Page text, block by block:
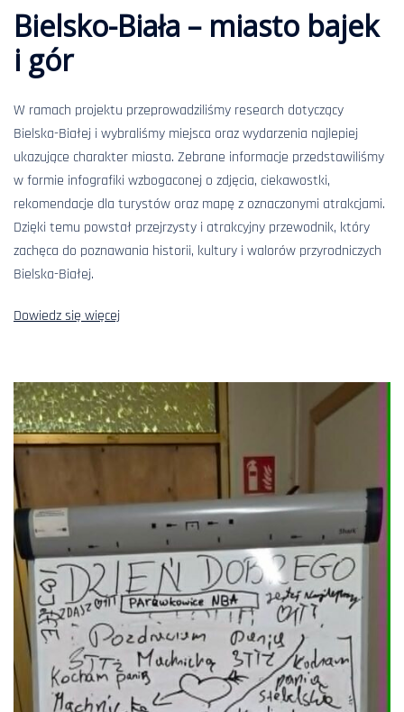
Bielsko-Biała – miasto bajek
i gór
W ramach projektu przeprowadziliśmy research dotyczący
Bielska-Białej i wybraliśmy miejsca oraz wydarzenia najlepiej
ukazujące charakter miasta. Zebrane informacje przedstawiliśmy
w formie infografiki wzbogaconej o zdjęcia, ciekawostki,
rekomendacje dla turystów oraz mapę z oznaczonymi atrakcjami.
Dzięki temu powstał przejrzysty i atrakcyjny przewodnik, który
zachęca do poznawania historii, kultury i walorów przyrodniczych
Bielska-Białej.
Dowiedz się więcej